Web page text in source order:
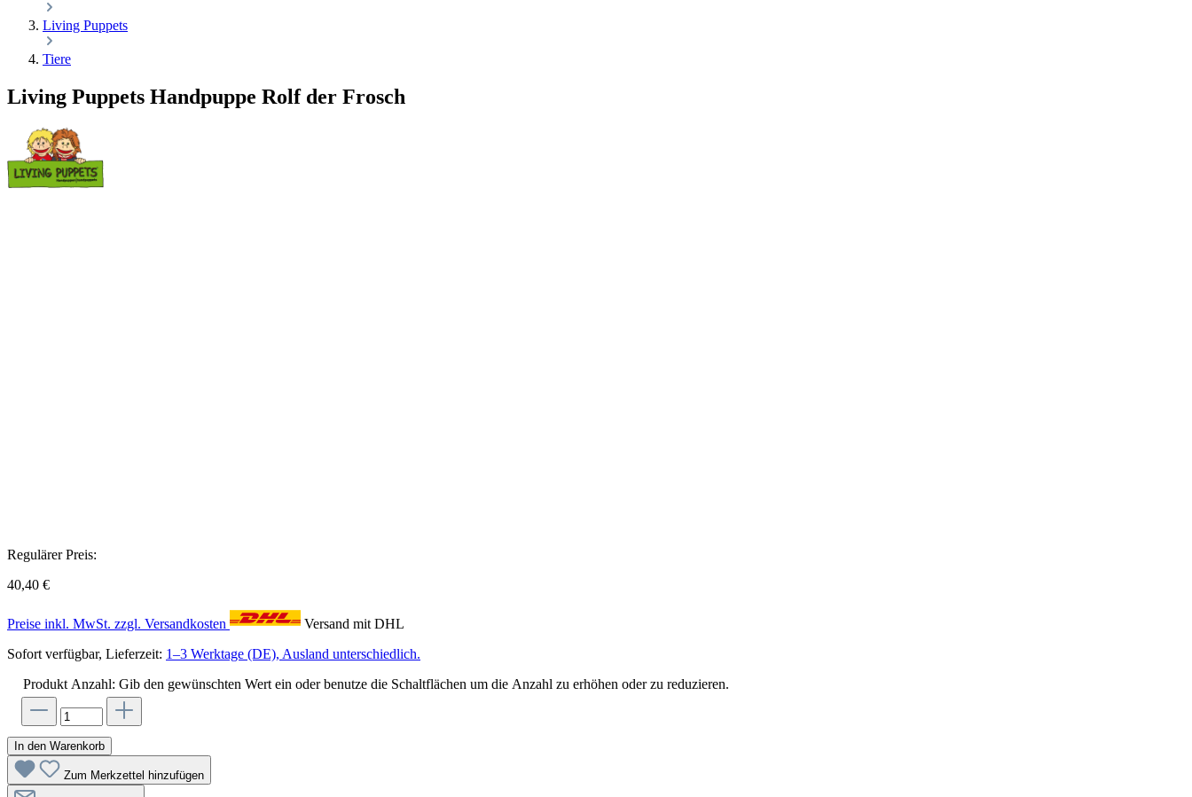
Living Puppets
Tiere
Living Puppets Handpuppe Rolf der Frosch
Regulärer Preis:
40,40 €
Preise inkl. MwSt. zzgl. Versandkosten
Versand mit DHL
Sofort verfügbar, Lieferzeit: 1–3 Werktage (DE), Ausland unterschiedlich.
Produkt Anzahl: Gib den gewünschten Wert ein oder benutze die Schaltflächen um die Anzahl zu erhöhen oder zu reduzieren.
In den Warenkorb
Zum Merkzettel hinzufügen